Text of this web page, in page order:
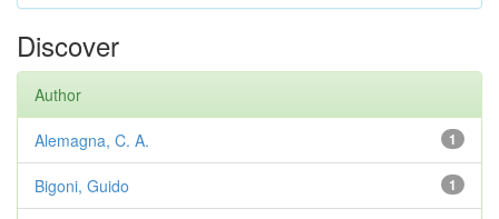
Discover
Author
1
Alemagna, C. A.
1
Bigoni, Guido